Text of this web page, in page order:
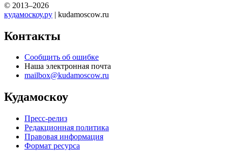
© 2013–2026
кудамоскоу.ру | kudamoscow.ru
Контакты
Сообщить об ошибке
Наша электронная почта
mailbox@kudamoscow.ru
Кудамоскоу
Пресс-релиз
Редакционная политика
Правовая информация
Формат ресурса